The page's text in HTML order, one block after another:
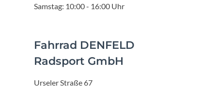
Samstag: 10:00 - 16:00 Uhr
Fahrrad DENFELD
Radsport GmbH
Urseler Straße 67